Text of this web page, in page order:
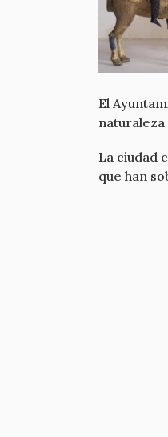
El
naturaleza
La ciudad
que han